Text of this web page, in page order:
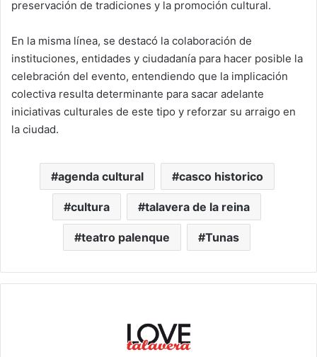
preservación de tradiciones y la promoción cultural.
En la misma línea, se destacó la colaboración de
instituciones, entidades y ciudadanía para hacer posible la
celebración del evento, entendiendo que la implicación
colectiva resulta determinante para sacar adelante
iniciativas culturales de este tipo y reforzar su arraigo en
la ciudad.
agenda cultural casco historico
cultura talavera de la reina
teatro palenque Tunas